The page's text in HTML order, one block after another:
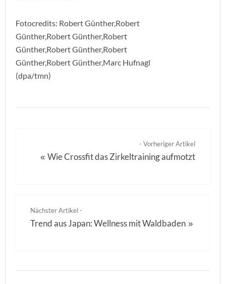
Fotocredits: Robert Günther,Robert
Günther,Robert Günther,Robert
Günther,Robert Günther,Robert
Günther,Robert Günther,Marc Hufnagl
(dpa/tmn)
- Vorheriger Artikel
«Wie Crossfit das Zirkeltraining aufmotzt
Nächster Artikel -
Trend aus Japan: Wellness mit Waldbaden »